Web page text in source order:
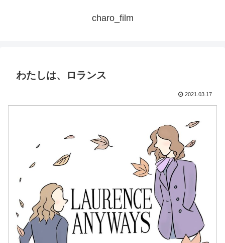
charo_film
わたしは、ロランス
2021.03.17